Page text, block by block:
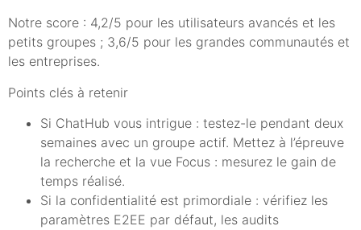
Notre score : 4,2/5 pour les utilisateurs avancés et les
petits groupes ; 3,6/5 pour les grandes communautés et
les entreprises.
Points clés à retenir
Si ChatHub vous intrigue : testez-le pendant deux
semaines avec un groupe actif. Mettez à l’épreuve
la recherche et la vue Focus : mesurez le gain de
temps réalisé.
Si la confidentialité est primordiale : vérifiez les
paramètres E2EE par défaut, les audits